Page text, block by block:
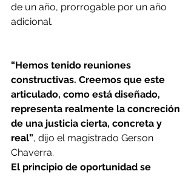
de un año, prorrogable por un año
adicional.
“Hemos tenido reuniones
constructivas. Creemos que este
articulado, como está diseñado,
representa realmente la concreción
de una justicia cierta, concreta y
real”, dijo el magistrado Gerson
Chaverra.
El principio de oportunidad se